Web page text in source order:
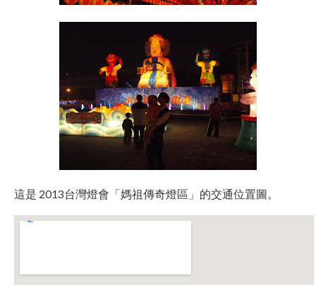
這是 2013台灣燈會「媽祖傳奇燈區」的交通位置圖。